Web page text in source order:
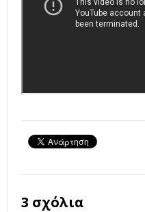
3 σχόλια